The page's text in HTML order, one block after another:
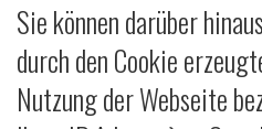
Sie können darüber
durch den Cookie
Nutzung der Webseite